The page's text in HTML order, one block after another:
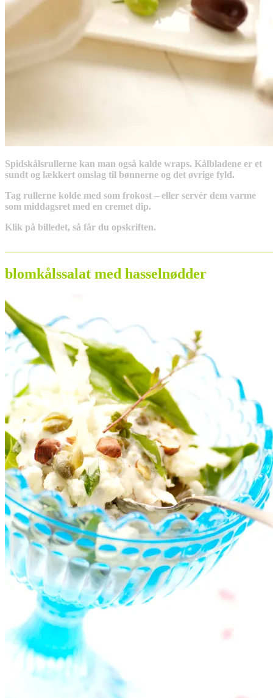
Spidskålsrullerne kan man også kalde wraps. Kålbladene er et
sundt og lækkert omslag til bønnerne og det øvrige fyld.
Tag rullerne kolde med som frokost – eller servér dem varme
som middagsret med en cremet dip.
Klik på billedet, så får du opskriften.
blomkålssalat med hasselnødder